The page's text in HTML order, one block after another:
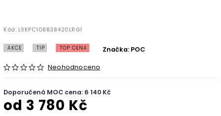
Kód: LSKPC108838420LRG1
AKCE TIP TOP CENA
Neohodnoceno
Značka: POC
Doporučená MOC cena: 6 140 Kč
od 3 780 Kč